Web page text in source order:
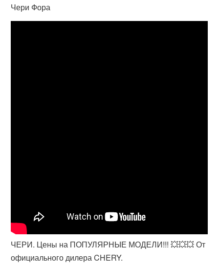
Чери Фора
ЧЕРИ. Цены на ПОПУЛЯРНЫЕ МОДЕЛИ!!! 💥💥💥 От
официального дилера CHERY.